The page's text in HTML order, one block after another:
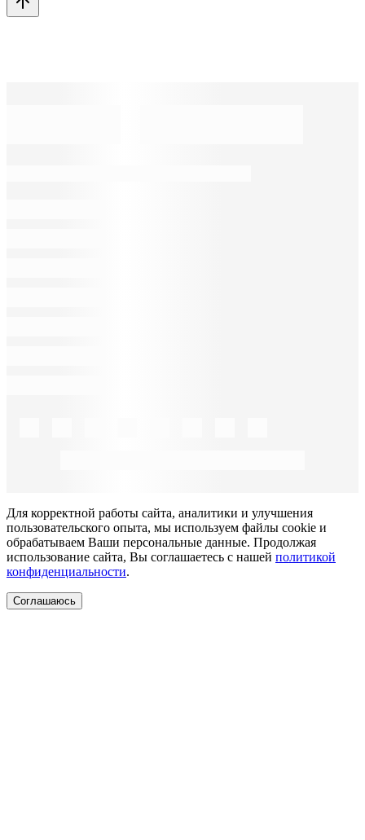
Для корректной работы сайта, аналитики и улучшения
пользовательского опыта, мы используем файлы cookie и
обрабатываем Ваши персональные данные. Продолжая
использование сайта, Вы соглашаетесь с нашей политикой
конфиденциальности.
Соглашаюсь